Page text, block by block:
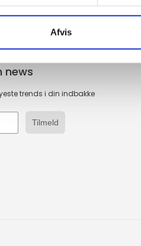
Afvis
news
trends i din indbakke
Tilmeld